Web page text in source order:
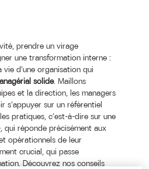
prendre un virage
une transformation interne :
vie d’une organisation qui
solide. Maillons
et la direction, les managers
s’appuyer sur un référentiel
pratiques, c’est-à-dire sur une
, qui réponde précisément aux
opérationnels de leur
crucial, qui passe
Découvrez nos conseils